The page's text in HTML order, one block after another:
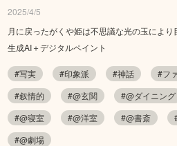
2025/4/5
月に戻ったがくや姫は不思議な光の玉により
生成AI＋デジタルペイント
#写実 #印象派 #神話 #フ
#叙情的
#@玄関 #@ダイニング
#@寝室
#@洋室 #@書斎
#@劇場